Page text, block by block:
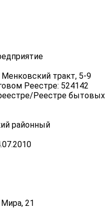
тракт, 5-9
Реестре: 524142
Реестре бытовых
районный
21